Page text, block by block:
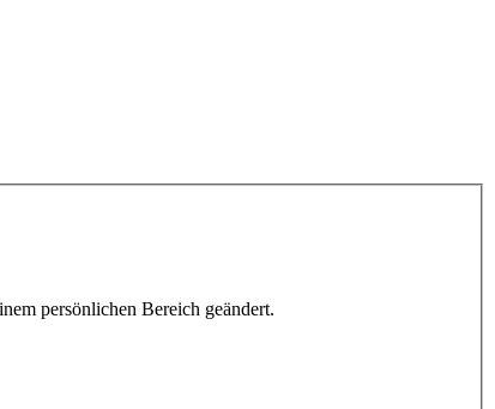
persönlichen Bereich geändert.